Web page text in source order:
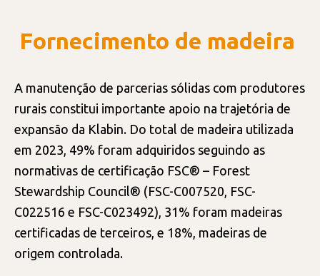
BIODIVERSIDADE
Fornecimento de madeira
A manutenção de parcerias sólidas com produtores
rurais constitui importante apoio na trajetória de
expansão da Klabin. Do total de madeira utilizada
em 2023, 49% foram adquiridos seguindo as
normativas de certificação FSC® – Forest
Stewardship Council® (FSC-C007520, FSC-
C022516 e FSC-C023492), 31% foram madeiras
certificadas de terceiros, e 18%, madeiras de
origem controlada.